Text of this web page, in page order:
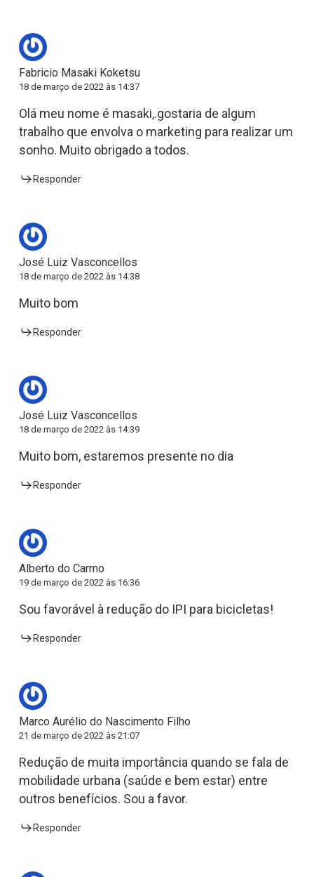
Fabricio Masaki Koketsu
18 de março de 2022 às 14:37
Olá meu nome é masaki,.gostaria de algum
trabalho que envolva o marketing para realizar um
sonho. Muito obrigado a todos.
Responder
José Luiz Vasconcellos
18 de março de 2022 às 14:38
Muito bom
Responder
José Luiz Vasconcellos
18 de março de 2022 às 14:39
Muito bom, estaremos presente no dia
Responder
Alberto do Carmo
19 de março de 2022 às 16:36
Sou favorável à redução do IPI para bicicletas!
Responder
Marco Aurélio do Nascimento Filho
21 de março de 2022 às 21:07
Redução de muita importância quando se fala de
mobilidade urbana (saúde e bem estar) entre
outros benefícios. Sou a favor.
Responder